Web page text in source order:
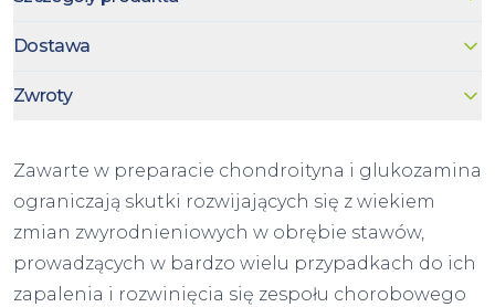
Dostawa
Zwroty
Zawarte w preparacie chondroityna i glukozamina
ograniczają skutki rozwijających się z wiekiem
zmian zwyrodnieniowych w obrębie stawów,
prowadzących w bardzo wielu przypadkach do ich
zapalenia i rozwinięcia się zespołu chorobowego